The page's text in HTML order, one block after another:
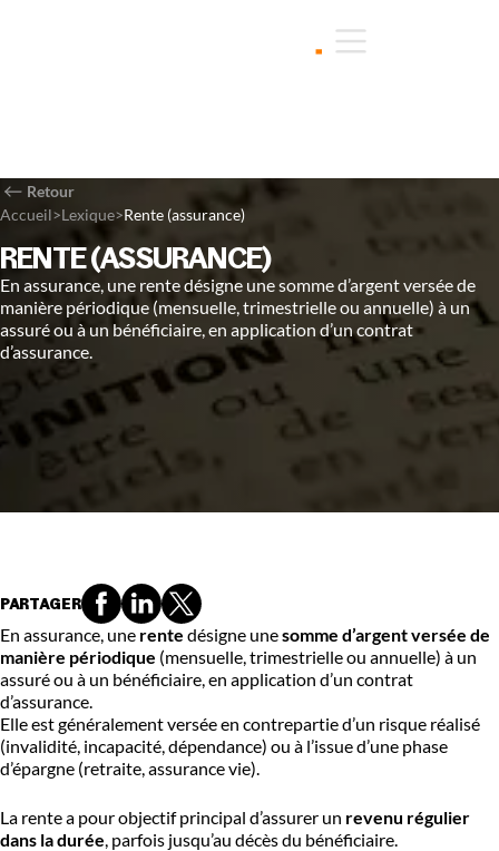
Retour
Accueil>Lexique>Rente (assurance)
RENTE (ASSURANCE)
En assurance, une rente désigne une somme d’argent versée de
manière périodique (mensuelle, trimestrielle ou annuelle) à un
assuré ou à un bénéficiaire, en application d’un contrat
d’assurance.
En assurance, une rente désigne unesomme d’argent versée de
manière périodique (mensuelle, trimestrielle ou annuelle) à un
assuré ou à un bénéficiaire, en application d’un contrat
d’assurance.
Elle est généralement versée en contrepartie d’un risque réalisé
(invalidité, incapacité, dépendance) ou à l’issue d’une phase
d’épargne (retraite, assurance vie).
La rente a pour objectif principal d’assurer un revenu régulier
dans la durée, parfois jusqu’au décès du bénéficiaire.
PARTAGER